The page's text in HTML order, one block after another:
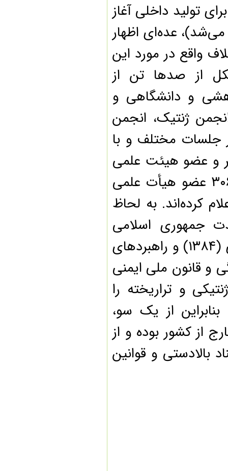
برای تولید داخلی آغاز
عده‌ای اظهار
واقع در مورد این
از صدها تن از
و دانشگاهی و
ژنتیک، انجمن
مختلف و با
۱۲ مرجع علمی و ۵۴۵ مدیر و عضو هیئت علمی
دانشگاه‌ها به کمیسیون کشاورزی مجلس؛ نامه ۳۰۶ عضو هیأت علمی
کرده‌اند. به لحاظ
جمهوری اسلامی
ایران (ابلاغی ۳/۱۱/۱۳۷۹)، سند ملی زیست فناوری (۱۳۸۴) و راهبردهای
و قانون ملی ایمنی
و تراریخته را
از یک سو،
کشور بوده و از
و قوانین